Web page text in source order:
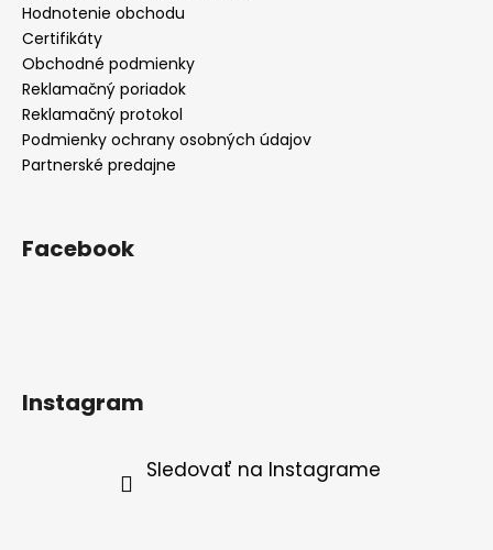
Hodnotenie obchodu
Certifikáty
Obchodné podmienky
Reklamačný poriadok
Reklamačný protokol
Podmienky ochrany osobných údajov
Partnerské predajne
Facebook
Instagram
Sledovať na Instagrame